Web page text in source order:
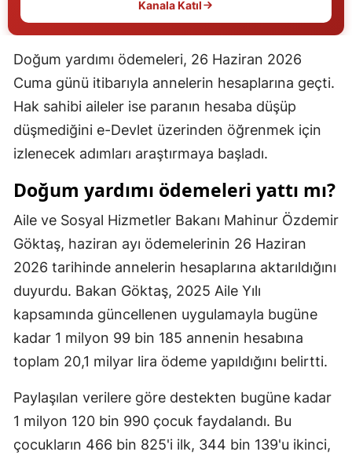
Gümüşhane
Hakkari
Isparta
Mersin
İstanbul
İzmir
Kars
Kastamonu
Kayseri
Kırklareli
Kocaeli
Konya
Kanala Katıl
Doğum yardımı ödemeleri, 26 Haziran 2026
Cuma günü itibarıyla annelerin hesaplarına geçti.
Hak sahibi aileler ise paranın hesaba düşüp
düşmediğini e-Devlet üzerinden öğrenmek için
izlenecek adımları araştırmaya başladı.
Doğum yardımı ödemeleri yattı mı?
Aile ve Sosyal Hizmetler Bakanı Mahinur Özdemir
Göktaş, haziran ayı ödemelerinin 26 Haziran
2026 tarihinde annelerin hesaplarına aktarıldığını
duyurdu. Bakan Göktaş, 2025 Aile Yılı
kapsamında güncellenen uygulamayla bugüne
kadar 1 milyon 99 bin 185 annenin hesabına
toplam 20,1 milyar lira ödeme yapıldığını belirtti.
Paylaşılan verilere göre destekten bugüne kadar
1 milyon 120 bin 990 çocuk faydalandı. Bu
çocukların 466 bin 825'i ilk, 344 bin 139'u ikinci,